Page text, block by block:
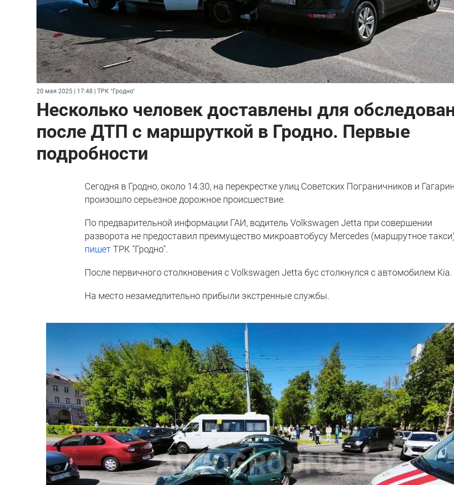
20 мая 2025 | 17:48 | ТРК "Гродно"
Несколько человек доставлены для
после ДТП с маршруткой в Гродно. Первые
подробности
Сегодня в Гродно, около 14:30, на перекрестке улиц Советских Пограничников и
произошло серьезное дорожное происшествие.
По предварительной информации ГАИ, водитель Volkswagen Jetta при совершении
разворота не предоставил преимущество микроавтобусу Mercedes (маршрутное
пишетТРК "Гродно".
После первичного столкновения с Volkswagen Jetta бус столкнулся с автомобилем Kia.
На место незамедлительно прибыли экстренные службы.